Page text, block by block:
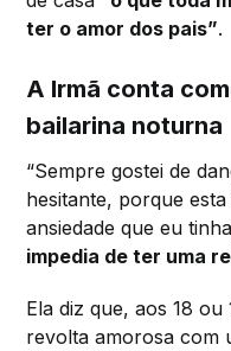
ter o amor dos pais”.
A Irmã conta
bailarina noturna
“Sempre gostei de
hesitante, porque
ansiedade que eu
impedia de ter uma
Ela diz que, aos 18
revolta amorosa com